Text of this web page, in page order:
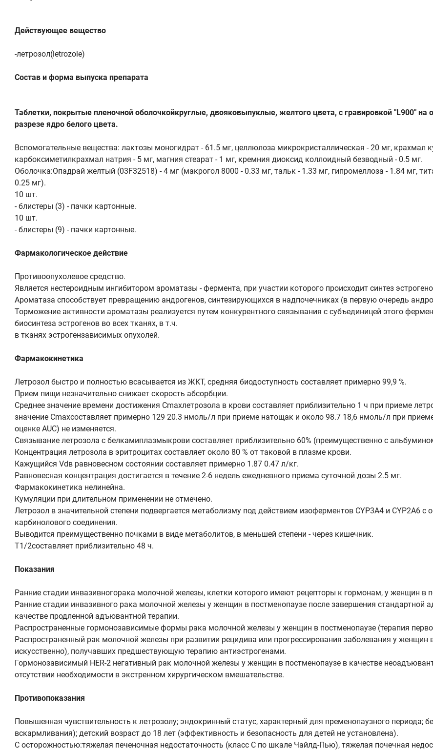
Действующее вещество
-летрозол(letrozole)
Состав и форма выпуска препарата
Таблетки, покрытые пленочной оболочкойкруглые, двояковыпуклые, желтого цвета, с гравировкой "L900" на
разрезе ядро белого цвета.
Вспомогательные вещества: лактозы моногидрат - 61.5 мг, целлюлоза микрокристаллическая - 20 мг, крахмал
карбоксиметилкрахмал натрия - 5 мг, магния стеарат - 1 мг, кремния диоксид коллоидный безводный - 0.5 мг.
Оболочка:Опадрай желтый (03F32518) - 4 мг (макрогол 8000 - 0.33 мг, тальк - 1.33 мг, гипромеллоза - 1.84 мг,
0.25 мг).
10 шт.
- блистеры (3) - пачки картонные.
10 шт.
- блистеры (9) - пачки картонные.
Фармакологическое действие
Противоопухолевое средство.
Является нестероидным ингибитором ароматазы - фермента, при участии которого происходит синтез
Ароматаза способствует превращению андрогенов, синтезирующихся в надпочечниках (в первую очередь
Торможение активности ароматазы реализуется путем конкурентного связывания с субъединицей этого
биосинтеза эстрогенов во всех тканях, в т.ч.
в тканях эстрогензависимых опухолей.
Фармакокинетика
Летрозол быстро и полностью всасывается из ЖКТ, средняя биодоступность составляет примерно 99,9 %.
Прием пищи незначительно снижает скорость абсорбции.
Среднее значение времени достижения Cmaxлетрозола в крови составляет приблизительно 1 ч при приеме
значение Cmaxсоставляет примерно 129 20.3 нмоль/л при приеме натощак и около 98.7 18,6 нмоль/л при
оценке AUC) не изменяется.
Связывание летрозола с белкамиплазмыкрови составляет приблизительно 60% (преимущественно с
Концентрация летрозола в эритроцитах составляет около 80 % от таковой в плазме крови.
Кажущийся Vdв равновесном состоянии составляет примерно 1.87 0.47 л/кг.
Равновесная концентрация достигается в течение 2-6 недель ежедневного приема суточной дозы 2.5 мг.
Фармакокинетика нелинейна.
Кумуляции при длительном применении не отмечено.
Летрозол в значительной степени подвергается метаболизму под действием изоферментов CYP3A4 и CYP2A6
карбинолового соединения.
Выводится преимущественно почками в виде метаболитов, в меньшей степени - через кишечник.
Т1/2составляет приблизительно 48 ч.
Показания
Ранние стадии инвазивногорака молочной железы, клетки которого имеют рецепторы к гормонам, у женщин в
Ранние стадии инвазивного рака молочной железы у женщин в постменопаузе после завершения стандартной
качестве продленной адъювантной терапии.
Распространенные гормонозависимые формы рака молочной железы у женщин в постменопаузе (терапия
Распространенный рак молочной железы при развитии рецидива или прогрессирования заболевания у женщин
искусственно), получавших предшествующую терапию антиэстрогенами.
Гормонозависимый HER-2 негативный рак молочной железы у женщин в постменопаузе в качестве
отсутствии необходимости в экстренном хирургическом вмешательстве.
Противопоказания
Повышенная чувствительность к летрозолу; эндокринный статус, характерный для пременопаузного периода;
вскармливания); детский возраст до 18 лет (эффективность и безопасность для детей не установлена).
С осторожностью:тяжелая печеночная недостаточность (класс С по шкале Чайлд-Пью), тяжелая почечная